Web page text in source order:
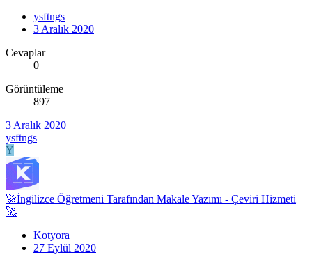
ysftngs
3 Aralık 2020
Cevaplar
0
Görüntüleme
897
3 Aralık 2020
ysftngs
Y
🚀İngilizce Öğretmeni Tarafından Makale Yazımı - Çeviri Hizmeti
🚀
Kotyora
27 Eylül 2020